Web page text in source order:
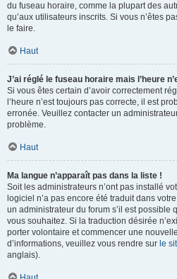
du fuseau horaire, comme la plupart des
qu’aux utilisateurs inscrits. Si vous n’êtes
le faire.
Haut
J’ai réglé le fuseau horaire mais l’heure
Si vous êtes certain d’avoir correctement
l’heure n’est toujours pas correcte, il est
erronée. Veuillez contacter un
problème.
Haut
Ma langue n’apparaît pas dans la liste !
Soit les administrateurs n’ont pas installé
logiciel n’a pas encore été traduit dans
un administrateur du forum s’il est possible
vous souhaitez. Si la traduction désirée
porter volontaire et commencer une
d’informations, veuillez vous rendre sur le
anglais).